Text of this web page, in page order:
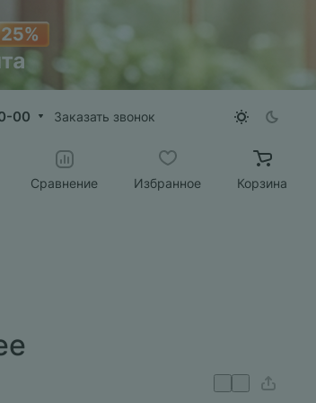
00 Заказать звонок
Сравнение Избранное Корзина